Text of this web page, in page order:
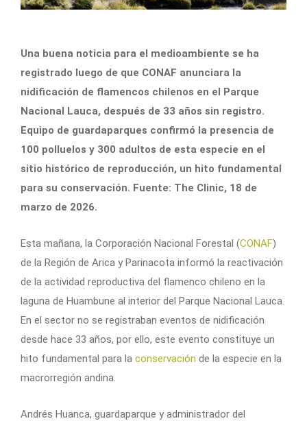
Una buena noticia para el medioambiente se ha
registrado luego de que CONAF anunciara la
nidificación de flamencos chilenos en el Parque
Nacional Lauca, después de 33 años sin registro.
Equipo de guardaparques confirmó la presencia de
100 polluelos y 300 adultos de esta especie en el
sitio histórico de reproducción, un hito fundamental
para su conservación. Fuente: The Clinic, 18 de
marzo de 2026.
Esta mañana, la Corporación Nacional Forestal (CONAF)
de la Región de Arica y Parinacota informó la reactivación
de la actividad reproductiva del flamenco chileno en la
laguna de Huambune al interior del Parque Nacional Lauca.
En el sector no se registraban eventos de nidificación
desde hace 33 años, por ello, este evento constituye un
hito fundamental para la conservación de la especie en la
macrorregión andina.
Andrés Huanca, guardaparque y administrador del